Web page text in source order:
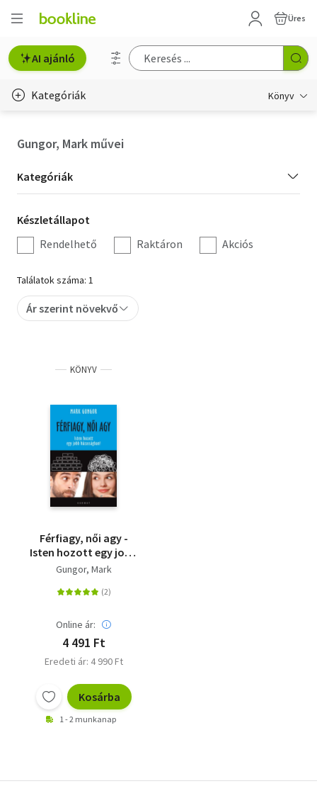
Üres
AI ajánló
Kategóriák Könyv
Hobbi, szabadidő
Irodalom
Művészet
Szakkönyv
Tankönyv, segédkönyv
Társadalomtudomány
Természettudomány
Történelem
Gungor, Mark művei
Kategória
szűrés
Kategóriák
Készletállapot
szűrés
Készletállapot
Rendelhető
Raktáron Akciós
Találatok száma: 1
Ár szerint növekvő
KÖNYV
Férfiagy, női agy -
Isten hozott egy jobb
házasságban!
Gungor, Mark
Online ár:
4 491 Ft
Eredeti ár: 4 990 Ft
Kosárba
1 - 2 munkanap